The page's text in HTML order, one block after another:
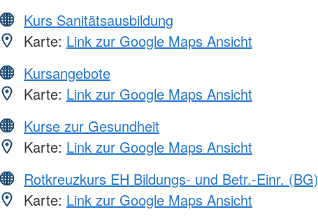
Kurs Sanitätsausbildung
Karte: Link zur Google Maps Ansicht
Kursangebote
Karte: Link zur Google Maps Ansicht
Kurse zur Gesundheit
Karte: Link zur Google Maps Ansicht
Rotkreuzkurs EH Bildungs- und Betr.-Einr. (BG)
Karte: Link zur Google Maps Ansicht